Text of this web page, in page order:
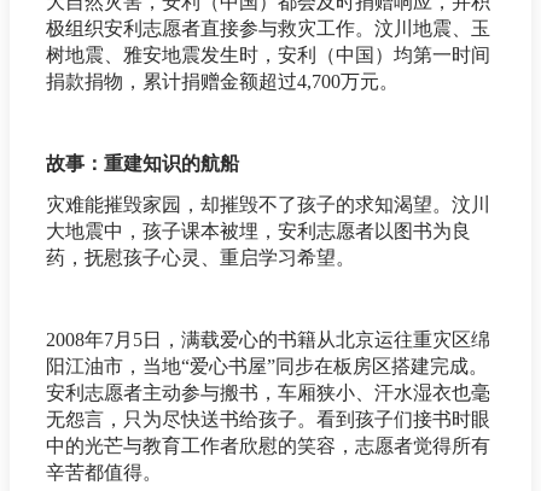
极组织安利志愿者直接参与救灾工作。汶川地震、玉
树地震、雅安地震发生时，安利（中国）均第一时间
捐款捐物，累计捐赠金额超过4,700万元。
故事：重建知识的航船
灾难能摧毁家园，却摧毁不了孩子的求知渴望。汶川
大地震中，孩子课本被埋，安利志愿者以图书为良
药，抚慰孩子心灵、重启学习希望。
2008年7月5日，满载爱心的书籍从北京运往重灾区绵
阳江油市，当地“爱心书屋”同步在板房区搭建完成。
安利志愿者主动参与搬书，车厢狭小、汗水湿衣也毫
无怨言，只为尽快送书给孩子。看到孩子们接书时眼
中的光芒与教育工作者欣慰的笑容，志愿者觉得所有
辛苦都值得。